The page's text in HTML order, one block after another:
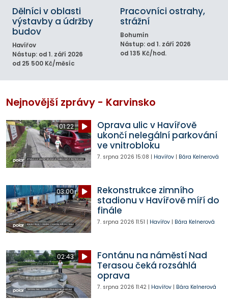
Dělníci v oblasti
výstavby a údržby
budov
Havířov
Nástup: od 1. září 2026
od 25 500 Kč/měsíc
Pracovníci ostrahy,
strážní
Bohumín
Nástup: od 1. září 2026
od 135 Kč/hod.
Nejnovější zprávy - Karvinsko
01:22
Oprava ulic v Havířově
ukončí nelegální parkování
ve vnitrobloku
7. srpna 2026 15:08 | Havířov| Bára Kelnerová
03:00
Rekonstrukce zimního
stadionu v Havířově míří do
finále
7. srpna 2026 11:51 | Havířov| Bára Kelnerová
02:43
Fontánu na náměstí Nad
Terasou čeká rozsáhlá
oprava
7. srpna 2026 11:42| Havířov| Bára Kelnerová